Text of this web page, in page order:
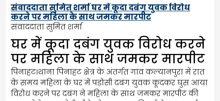
संवाददाता सुमित शर्मा घर में कूदा दबंग युवक विरोध
करने पर महिला के साथ जमकर मारपीट
संवाददाता सुमित शर्मा
घर में कूदा दबंग युवक विरोध करने
पर महिला के साथ जमकर मारपीट
पिनाहट।थाना पिनाहट क्षेत्र के अंतर्गत गांव कल्यानपुरा में रात
के समय महिला के घर में पड़ोसी दबंग युवक कूदकर घुस आया
विरोध करने पर दबंग ने महिला के साथ जमकर मारपीट की